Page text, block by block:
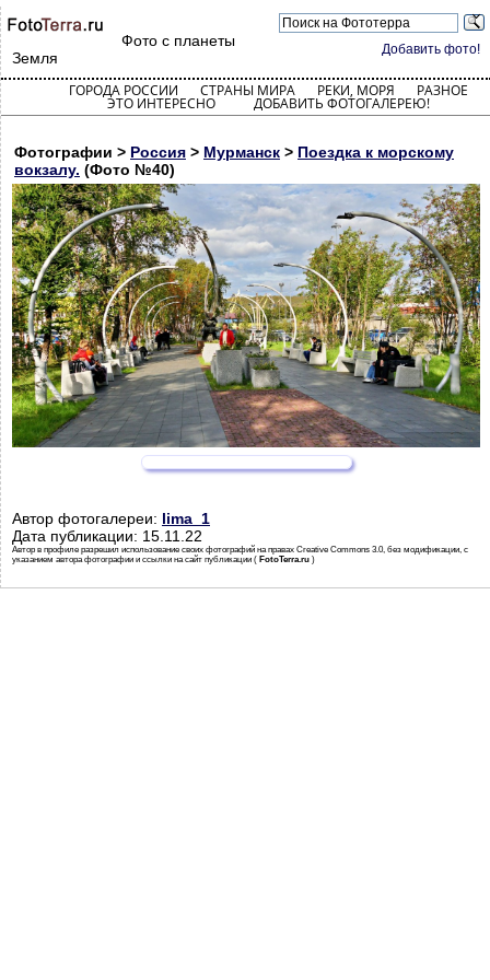
Добавить фото!
Фото с планеты
Земля
ГОРОДА РОССИИ СТРАНЫ МИРА РЕКИ, МОРЯ РАЗНОЕ
ЭТО ИНТЕРЕСНО ДОБАВИТЬ ФОТОГАЛЕРЕЮ!
Фотографии > Россия > Мурманск > Поездка к морскому
вокзалу. (Фото №40)
Автор фотогалереи: lima_1
Дата публикации: 15.11.22
Автор в профиле разрешил использование своих фотографий на правах Creative Commons 3.0, без модификации, с
указанием автора фотографии и ссылки на сайт публикации ( FotoTerra.ru )